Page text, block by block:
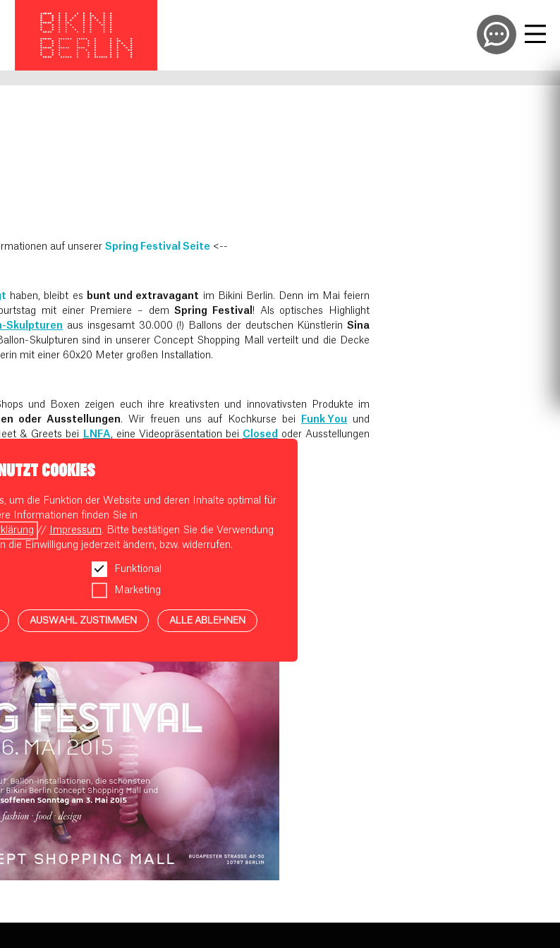
COOKIES
um die Funktion der Website und deren Inhalte optimal für
Informationen finden Sie in
// Impressum. Bitte bestätigen Sie die Verwendung
die Einwilligung jederzeit ändern, bzw. widerrufen.
Funktional
Marketing
AUSWAHL ZUSTIMMEN ALLE ABLEHNEN
auf unserer Spring Festival Seite <--
haben, bleibt es bunt und extravagant im Bikini Berlin. Denn im Mai feiern
mit einer Premiere – demSpring Festival ! Als optisches Highlight
Skulpturen aus insgesamt 30.000 (!) Ballons der deutschen KünstlerinSina
Skulpturen sind in unserer Concept Shopping Mall verteilt und die Decke
mit einer 60x20 Meter großen Installation.
und Boxen zeigen euch ihre kreativsten und innovativsten Produkte im
oder Ausstellungen. Wir freuen uns auf Kochkurse bei Funk You und
& Greets bei LNFA, eine Videopräsentation bei Closed oder Ausstellungen
Frühling !